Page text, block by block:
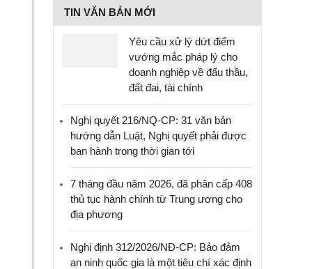
TIN VĂN BẢN MỚI
Yêu cầu xử lý dứt điểm
vướng mắc pháp lý cho
doanh nghiệp về đấu thầu,
đất đai, tài chính
Nghị quyết 216/NQ-CP: 31 văn bản
hướng dẫn Luật, Nghị quyết phải được
ban hành trong thời gian tới
7 tháng đầu năm 2026, đã phân cấp 408
thủ tục hành chính từ Trung ương cho
địa phương
Nghị định 312/2026/NĐ-CP: Bảo đảm
an ninh quốc gia là một tiêu chí xác định